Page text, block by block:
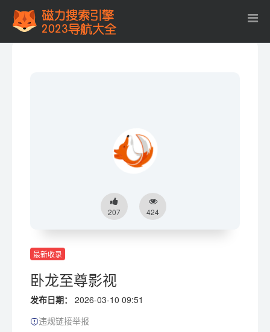
207 424
最新收录
卧龙至尊影视
发布日期：
2026-03-10 09:51
违规链接举报